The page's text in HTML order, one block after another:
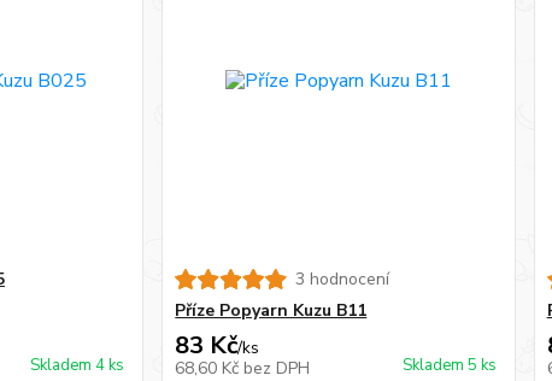
Skladem 4 ks
3 hodnocení
Příze Popyarn Kuzu B11
83 Kč/ks
68,60 Kč bez DPH Skladem 5 ks